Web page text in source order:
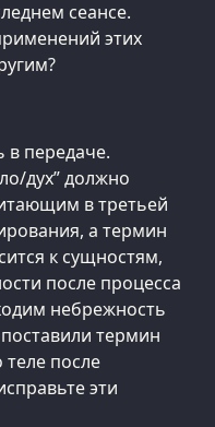
сеансе.
этих
в передаче.
дух” должно
в третьей
а термин
к сущностям,
после процесса
небрежность
термин
теле после
эти